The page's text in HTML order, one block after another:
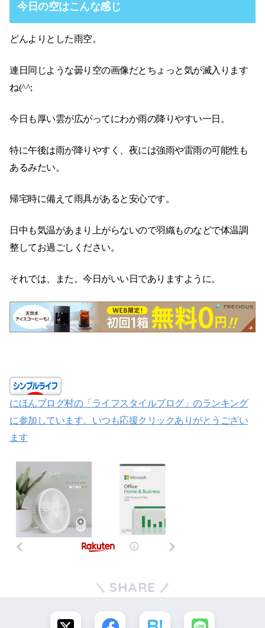
今日の空はこんな感じ
どんよりとした雨空。
連日同じような曇り空の画像だとちょっと気が滅入ります
ね(^^;
今日も厚い雲が広がってにわか雨の降りやすい一日。
特に午後は雨が降りやすく、夜には強雨や雷雨の可能性も
あるみたい。
帰宅時に備えて雨具があると安心です。
日中も気温があまり上がらないので羽織ものなどで体温調
整してお過ごしください。
それでは、また。今日がいい日でありますように。
にほんブログ村の「ライフスタイルブログ」のランキング
に参加しています。いつも応援クリックありがとうござい
ます
SHARE